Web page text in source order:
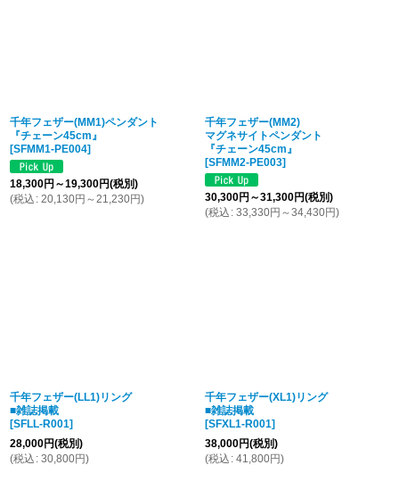
千年フェザー(MM1)ペンダント
『チェーン45cm』
[SFMM1-PE004]
18,300円 ～19,300円(税別)
(税込 : 20,130円 ～21,230円)
千年フェザー(MM2)
マグネサイトペンダント
『チェーン45cm』
[SFMM2-PE003]
30,300円 ～31,300円(税別)
(税込 : 33,330円 ～34,430円)
千年フェザー(LL1)リング
■雑誌掲載
[SFLL-R001]
28,000円(税別)
(税込 : 30,800円)
千年フェザー(XL1)リング
■雑誌掲載
[SFXL1-R001]
38,000円(税別)
(税込 : 41,800円)